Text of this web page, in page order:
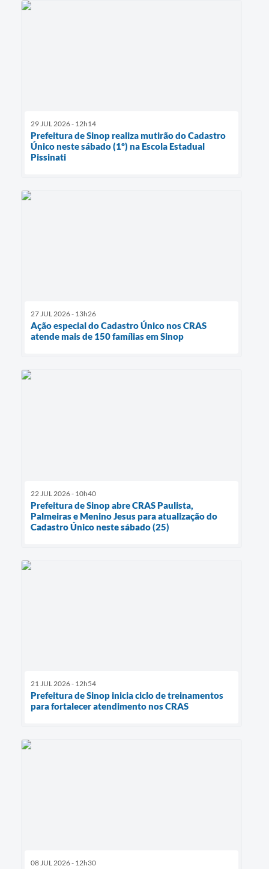
29 JUL 2026 - 12h14
Prefeitura de Sinop realiza mutirão do Cadastro
Único neste sábado (1º) na Escola Estadual
Pissinati
27 JUL 2026 - 13h26
Ação especial do Cadastro Único nos CRAS
atende mais de 150 famílias em Sinop
22 JUL 2026 - 10h40
Prefeitura de Sinop abre CRAS Paulista,
Palmeiras e Menino Jesus para atualização do
Cadastro Único neste sábado (25)
21 JUL 2026 - 12h54
Prefeitura de Sinop inicia ciclo de treinamentos
para fortalecer atendimento nos CRAS
08 JUL 2026 - 12h30